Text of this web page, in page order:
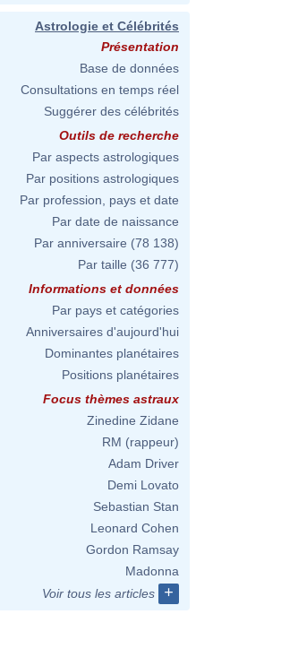
Astrologie et Célébrités
Présentation
Base de données
Consultations en temps réel
Suggérer des célébrités
Outils de recherche
Par aspects astrologiques
Par positions astrologiques
Par profession, pays et date
Par date de naissance
Par anniversaire (78 138)
Par taille (36 777)
Informations et données
Par pays et catégories
Anniversaires d'aujourd'hui
Dominantes planétaires
Positions planétaires
Focus thèmes astraux
Zinedine Zidane
RM (rappeur)
Adam Driver
Demi Lovato
Sebastian Stan
Leonard Cohen
Gordon Ramsay
Madonna
Voir tous les articles
+